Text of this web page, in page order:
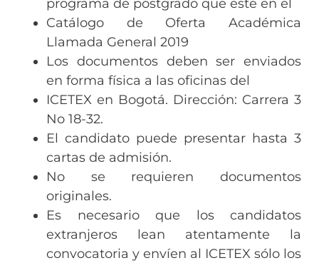
programa de postgrado que esté en el
Catálogo de Oferta Académica
Llamada General 2019
Los documentos deben ser enviados
en forma física a las oficinas del
ICETEX en Bogotá. Dirección: Carrera 3
No 18-32.
El candidato puede presentar hasta 3
cartas de admisión.
No se requieren documentos
originales.
Es necesario que los candidatos
extranjeros lean atentamente la
convocatoria y envíen al ICETEX sólo los